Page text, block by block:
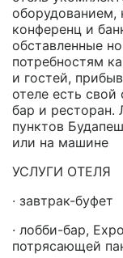
конференц и
обставленные
потребностям
и гостей,
отеле есть свой
бар и ресторан.
пунктов
или на машине
УСЛУГИ ОТЕЛЯ
· завтрак-буфет
· лобби-бар,
потрясающей